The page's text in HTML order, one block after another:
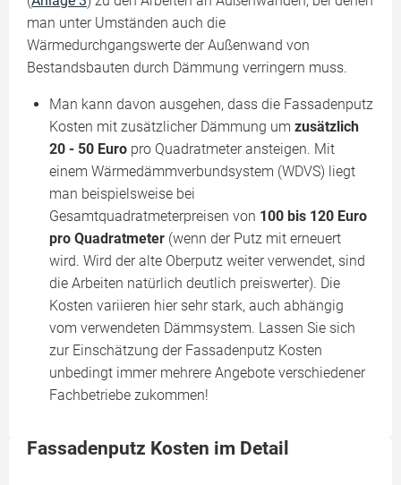
man unter Umständen auch die
Wärmedurchgangswerte der Außenwand von
Bestandsbauten durch Dämmung verringern muss.
Man kann davon ausgehen, dass die Fassadenputz
Kosten mit zusätzlicher Dämmung um zusätzlich
20 - 50 Euro pro Quadratmeter ansteigen. Mit
einem Wärmedämmverbundsystem (WDVS) liegt
man beispielsweise bei
Gesamtquadratmeterpreisen von 100 bis 120 Euro
pro Quadratmeter (wenn der Putz mit erneuert
wird. Wird der alte Oberputz weiter verwendet, sind
die Arbeiten natürlich deutlich preiswerter). Die
Kosten variieren hier sehr stark, auch abhängig
vom verwendeten Dämmsystem. Lassen Sie sich
zur Einschätzung der Fassadenputz Kosten
unbedingt immer mehrere Angebote verschiedener
Fachbetriebe zukommen!
Fassadenputz Kosten im Detail